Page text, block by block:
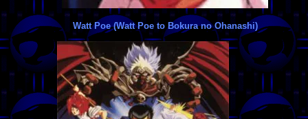
Watt Poe (Watt Poe to Bokura no Ohanashi)